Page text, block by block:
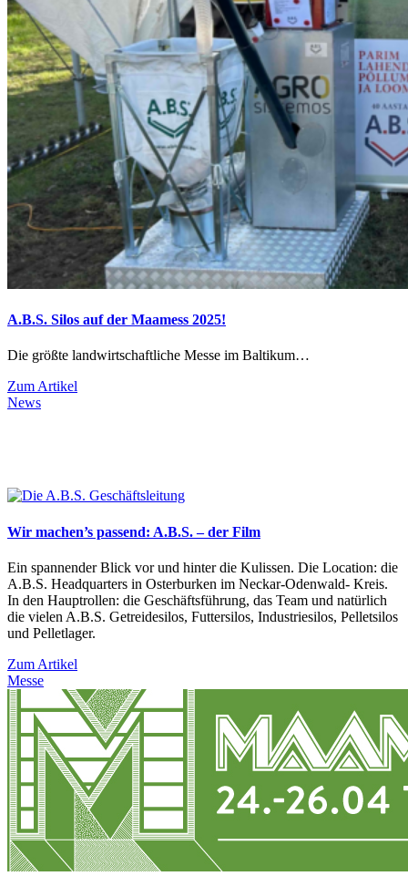
A.B.S. Silos auf der Maamess 2025!
Die größte landwirtschaftliche Messe im Baltikum…
Zum Artikel
News
Wir machen’s passend: A.B.S. – der Film
Ein spannender Blick vor und hinter die Kulissen. Die Location: die
A.B.S. Headquarters in Osterburken im Neckar-Odenwald- Kreis.
In den Hauptrollen: die Geschäftsführung, das Team und natürlich
die vielen A.B.S. Getreidesilos, Futtersilos, Industriesilos, Pelletsilos
und Pelletlager.
Zum Artikel
Messe